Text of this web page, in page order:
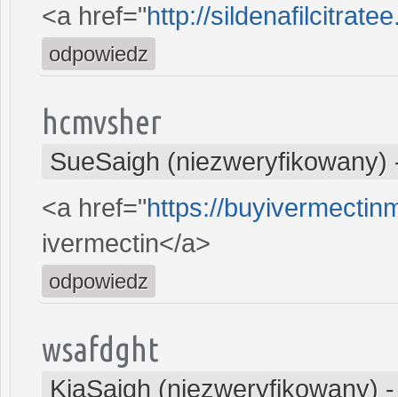
<a href="http://
odpowiedz
hcmvsher
SueSaigh (niezweryfikowany)
<a href="https://
ivermectin</a>
odpowiedz
wsafdght
KiaSaigh (niezweryfikowany)